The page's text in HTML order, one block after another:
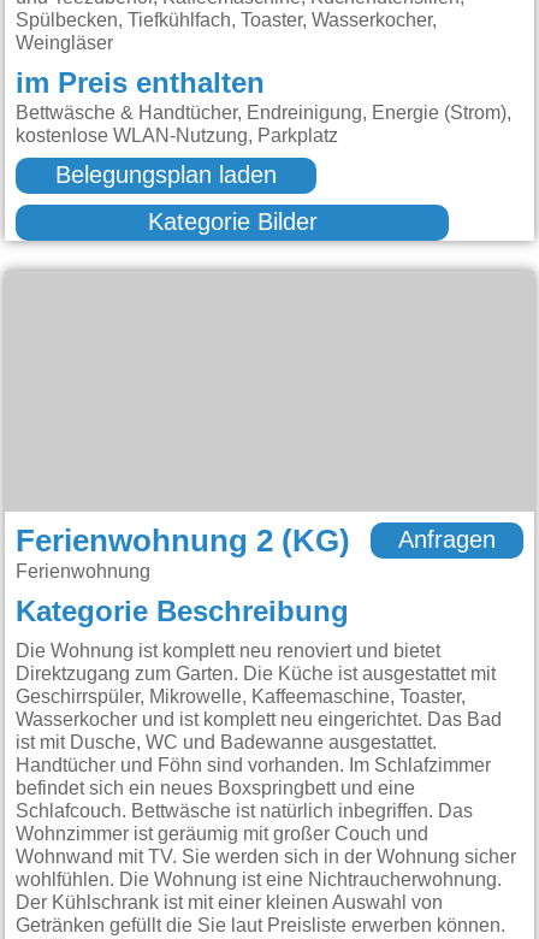
im Preis enthalten
Bettwäsche & Handtücher, Endreinigung, Energie (Strom),
kostenlose WLAN-Nutzung, Parkplatz
Belegungsplan laden
Kategorie Bilder
Ferienwohnung 2 (KG)
Ferienwohnung
Anfragen
Kategorie Beschreibung
Die Wohnung ist komplett neu renoviert und bietet
Direktzugang zum Garten. Die Küche ist ausgestattet mit
Geschirrspüler, Mikrowelle, Kaffeemaschine, Toaster,
Wasserkocher und ist komplett neu eingerichtet. Das Bad
ist mit Dusche, WC und Badewanne ausgestattet.
Handtücher und Föhn sind vorhanden. Im Schlafzimmer
befindet sich ein neues Boxspringbett und eine
Schlafcouch. Bettwäsche ist natürlich inbegriffen. Das
Wohnzimmer ist geräumig mit großer Couch und
Wohnwand mit TV. Sie werden sich in der Wohnung sicher
wohlfühlen. Die Wohnung ist eine Nichtraucherwohnung.
Der Kühlschrank ist mit einer kleinen Auswahl von
Getränken gefüllt die Sie laut Preisliste erwerben können.